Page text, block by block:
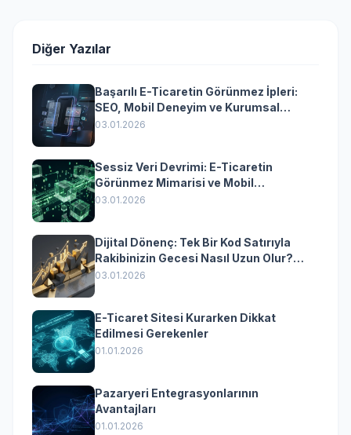
Diğer Yazılar
Başarılı E-Ticaretin Görünmez İpleri:
SEO, Mobil Deneyim ve Kurumsal
Yazılımın Kazandıran Senkronizasyonu
03.01.2026
Sessiz Veri Devrimi: E-Ticaretin
Görünmez Mimarisi ve Mobil
Dönüşümün Kurumsal Anahtarı
03.01.2026
Dijital Dönenç: Tek Bir Kod Satırıyla
Rakibinizin Gecesi Nasıl Uzun Olur?
(Kurumsal Yazılımın Güçlü Rolü)
03.01.2026
E-Ticaret Sitesi Kurarken Dikkat
Edilmesi Gerekenler
01.01.2026
Pazaryeri Entegrasyonlarının
Avantajları
01.01.2026